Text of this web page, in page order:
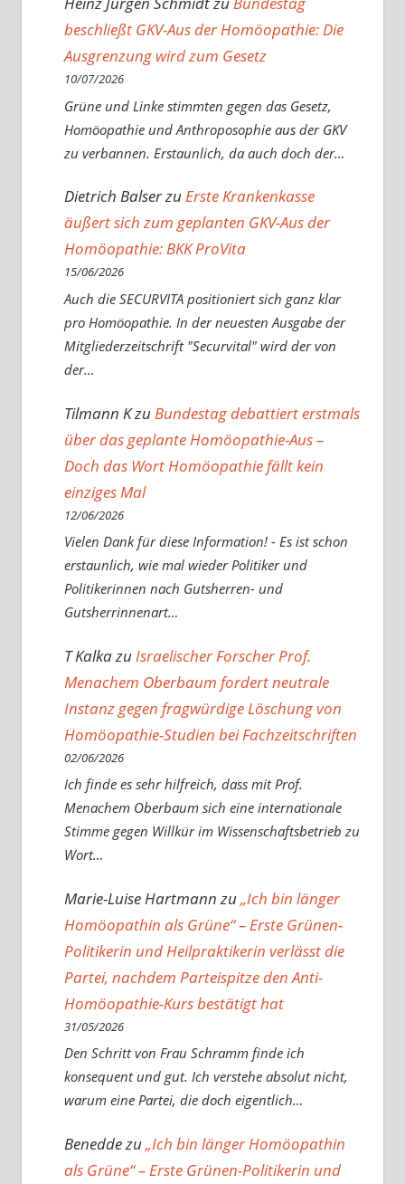
beschließt GKV-Aus der Homöopathie: Die
Ausgrenzung wird zum Gesetz
10/07/2026
Grüne und Linke stimmten gegen das Gesetz,
Homöopathie und Anthroposophie aus der GKV
zu verbannen. Erstaunlich, da auch doch der…
Dietrich BalserzuErste Krankenkasse
äußert sich zum geplanten GKV-Aus der
Homöopathie: BKK ProVita
15/06/2026
Auch die SECURVITA positioniert sich ganz klar
pro Homöopathie. In der neuesten Ausgabe der
Mitgliederzeitschrift "Securvital" wird der von
der…
Tilmann Kzu Bundestag debattiert erstmals
über das geplante Homöopathie-Aus –
Doch das Wort Homöopathie fällt kein
einziges Mal
12/06/2026
Vielen Dank für diese Information! - Es ist schon
erstaunlich, wie mal wieder Politiker und
Politikerinnen nach Gutsherren- und
Gutsherrinnenart…
T KalkazuIsraelischer Forscher Prof.
Menachem Oberbaum fordert neutrale
Instanz gegen fragwürdige Löschung von
Homöopathie-Studien bei Fachzeitschriften
02/06/2026
Ich finde es sehr hilfreich, dass mit Prof.
Menachem Oberbaum sich eine internationale
Stimme gegen Willkür im Wissenschaftsbetrieb zu
Wort…
Marie-Luise Hartmannzu„Ich bin länger
Homöopathin als Grüne“ – Erste Grünen-
Politikerin und Heilpraktikerin verlässt die
Partei, nachdem Parteispitze den Anti-
Homöopathie-Kurs bestätigt hat
31/05/2026
Den Schritt von Frau Schramm finde ich
konsequent und gut. Ich verstehe absolut nicht,
warum eine Partei, die doch eigentlich…
Beneddezu„Ich bin länger Homöopathin
als Grüne“ – Erste Grünen-Politikerin und